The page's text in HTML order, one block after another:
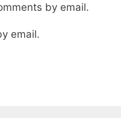
by email.
email.